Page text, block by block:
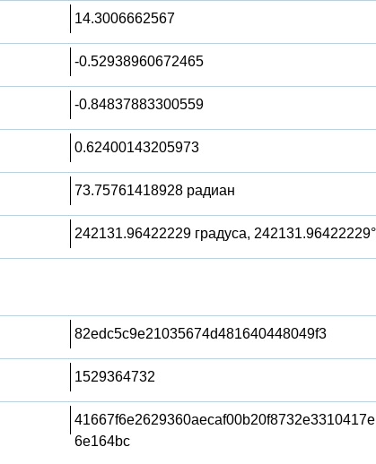
14.3006662567
-0.52938960672465
-0.84837883300559
0.62400143205973
73.75761418928 радиан
242131.96422229 градуса, 242131.96422229°
82edc5c9e21035674d481640448049f3
1529364732
6e164bc